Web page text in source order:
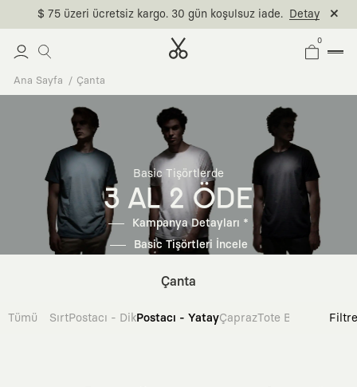
$ 75 üzeri ücretsiz kargo. 30 gün koşulsuz iade. Detay
0
Ana Sayfa Çanta
Basic Tişörtlerde
3 AL 2 ÖDE
Kampanya Detayları *
Basic Tişörtleri İncele
Çanta
Tümü SırtPostacı - DikPostacı - YatayÇaprazTote Bag Filtre